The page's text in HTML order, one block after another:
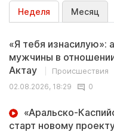
Неделя Месяц
«Я тебя изнасилую»:
мужчины в
Актау
Происшествия
02.08.2026, 18:29
0
«Аральско-
старт новому